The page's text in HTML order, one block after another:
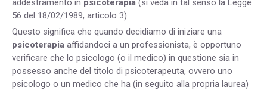
addestramento in psicoterapia (si veda in tal senso la Legge
56 del 18/02/1989, articolo 3).
Questo significa che quando decidiamo di iniziare una
psicoterapia affidandoci a un professionista, è opportuno
verificare che lo psicologo (o il medico) in questione sia in
possesso anche del titolo di psicoterapeuta, ovvero uno
psicologo o un medico che ha (in seguito alla propria laurea)